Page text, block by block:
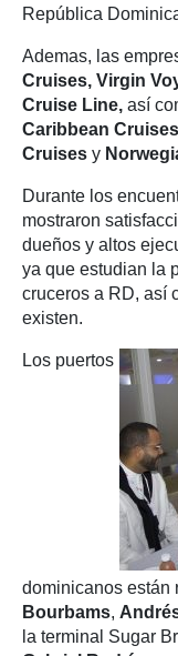
República
Ademas, las
Cruises, Virgin
Cruise Line, así
Caribbean
Cruises y
Durante los
mostraron
dueños y altos
ya que estudian la
cruceros a RD, así
existen.
Los puertos
dominicanos están
Bourbams,
la terminal Sugar